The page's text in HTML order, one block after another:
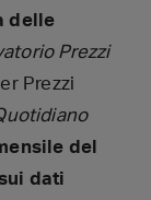
delle
Prezzi
Prezzi
del
dati